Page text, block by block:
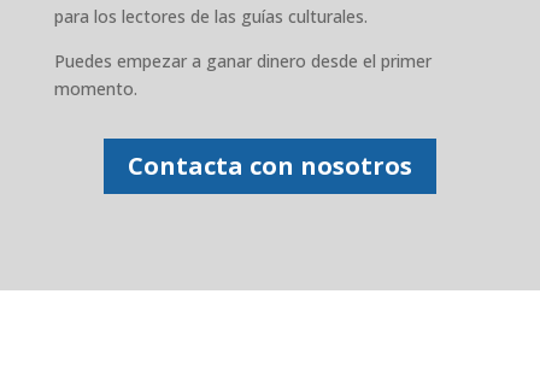
para los lectores de las guías culturales.
Puedes empezar a ganar dinero desde el primer
momento.
Contacta con nosotros